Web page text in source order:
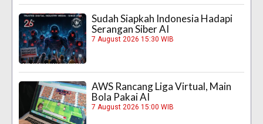
Sudah Siapkah Indonesia Hadapi
Serangan Siber AI
7 August 2026 15:30 WIB
AWS Rancang Liga Virtual, Main
Bola Pakai AI
7 August 2026 15:00 WIB